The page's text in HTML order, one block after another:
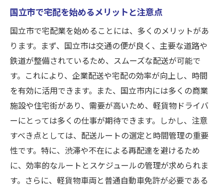
国立市で宅配を始めるメリットと注意点
国立市で宅配業を始めることには、多くのメリットがあ
ります。まず、国立市は交通の便が良く、主要な道路や
鉄道が整備されているため、スムーズな配送が可能で
す。これにより、企業配送や宅配の効率が向上し、時間
を有効に活用できます。また、国立市内には多くの商業
施設や住宅街があり、需要が高いため、軽貨物ドライバ
ーにとっては多くの仕事が期待できます。しかし、注意
すべき点としては、配送ルートの選定と時間管理の重要
性です。特に、渋滞や不在による再配達を避けるため
に、効率的なルートとスケジュールの管理が求められま
す。さらに、軽貨物車両と普通自動車免許が必要である